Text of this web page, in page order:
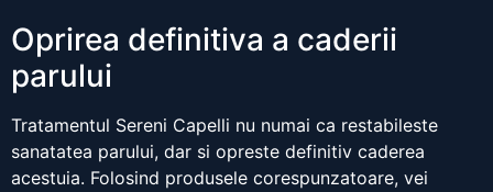
Oprirea definitiva a caderii
parului
Tratamentul Sereni Capelli nu numai ca restabileste
sanatatea parului, dar si opreste definitiv caderea
acestuia. Folosind produsele corespunzatoare, vei